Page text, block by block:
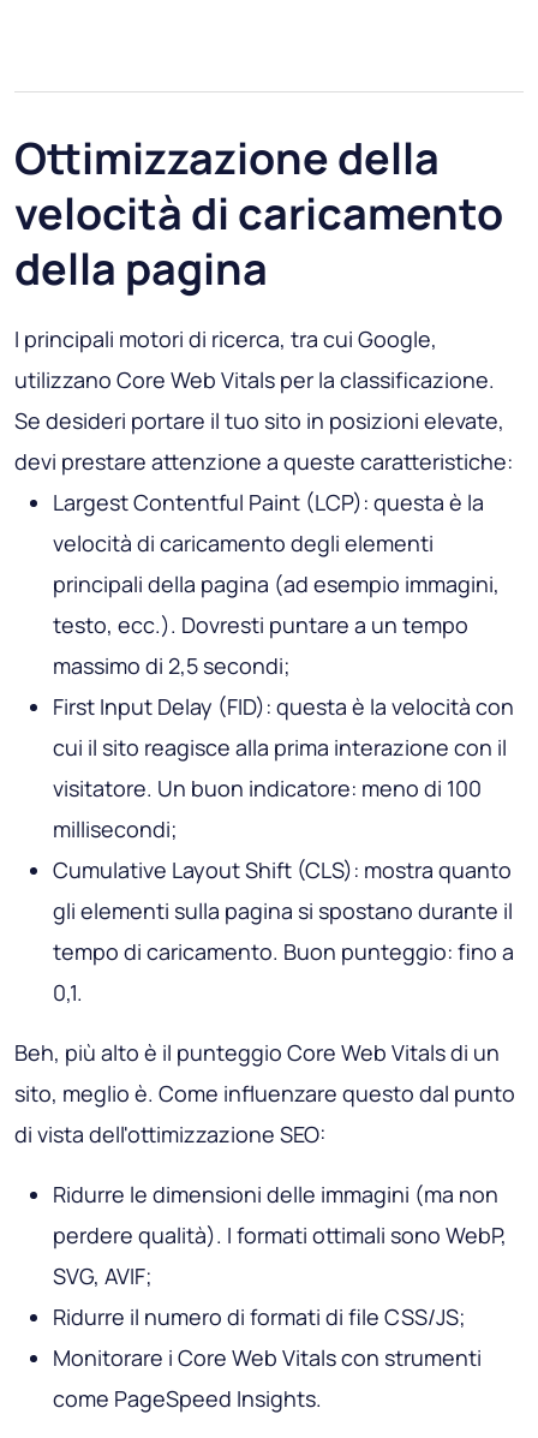
Ottimizzazione della
velocità di caricamento
della pagina
I principali motori di ricerca, tra cui Google,
utilizzano Core Web Vitals per la classificazione.
Se desideri portare il tuo sito in posizioni elevate,
devi prestare attenzione a queste caratteristiche:
Largest Contentful Paint (LCP): questa è la
velocità di caricamento degli elementi
principali della pagina (ad esempio immagini,
testo, ecc.). Dovresti puntare a un tempo
massimo di 2,5 secondi;
First Input Delay (FID): questa è la velocità con
cui il sito reagisce alla prima interazione con il
visitatore. Un buon indicatore: meno di 100
millisecondi;
Cumulative Layout Shift (CLS): mostra quanto
gli elementi sulla pagina si spostano durante il
tempo di caricamento. Buon punteggio: fino a
0,1.
Beh, più alto è il punteggio Core Web Vitals di un
sito, meglio è. Come influenzare questo dal punto
di vista dell'ottimizzazione SEO:
Ridurre le dimensioni delle immagini (ma non
perdere qualità). I formati ottimali sono WebP,
SVG, AVIF;
Ridurre il numero di formati di file CSS/JS;
Monitorare i Core Web Vitals con strumenti
come PageSpeed ​​Insights.